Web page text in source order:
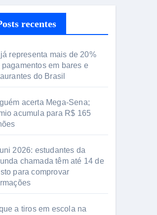
recentes
representa mais de 20%
pagamentos em bares e
do Brasil
acerta Mega-Sena;
acumula para R$ 165
2026: estudantes da
chamada têm até 14 de
para comprovar
a tiros em escola na